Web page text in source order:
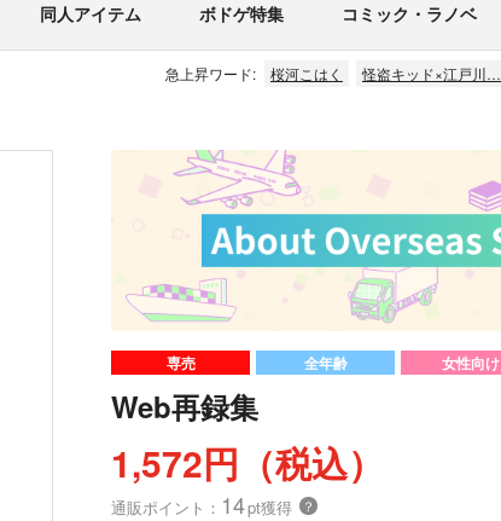
同人アイテム ボドゲ特集 コミック・ラノベ
急上昇ワード: 桜河こはく 怪盗キッド×江戸川…
専売 全年齢 女性向け
Web再録集
1,572円（税込）
通販ポイント： 14pt獲得 ？